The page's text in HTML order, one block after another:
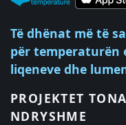
Të dhënat më të
për temperaturën
liqeneve dhe
PROJEKTET
NDRYSHME